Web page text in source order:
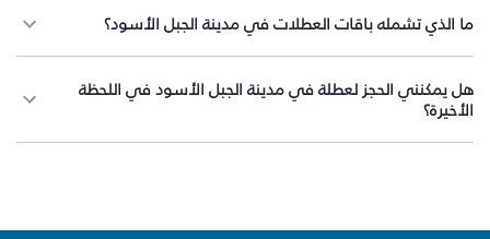
ما الذي تشمله باقات العطلات في مدينة الجبل الأسود؟
هل يمكنني الحجز لعطلة في مدينة الجبل الأسود في اللحظة
الأخيرة؟